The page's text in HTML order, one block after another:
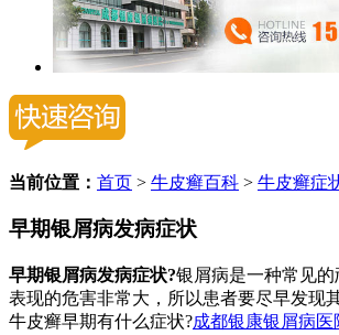
当前位置： 首页 > 牛皮癣百科 > 牛皮癣症
早期银屑病发病症状
早期银屑病发病症状?银屑病是一种常见
表现的危害非常大，所以患者要尽早发现
牛皮癣早期有什么症状?成都银康银屑病医